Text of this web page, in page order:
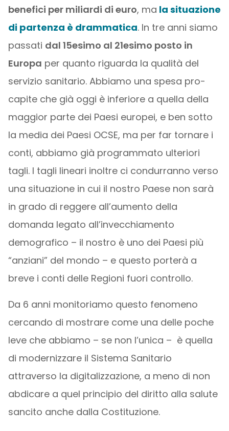
benefici per miliardi di euro, ma la situazione
di partenza è drammatica. In tre anni siamo
passati dal 15esimo al 21esimo posto in
Europa per quanto riguarda la qualità del
servizio sanitario. Abbiamo una spesa pro-
capite che già oggi è inferiore a quella della
maggior parte dei Paesi europei, e ben sotto
la media dei Paesi OCSE, ma per far tornare i
conti, abbiamo già programmato ulteriori
tagli. I tagli lineari inoltre ci condurranno verso
una situazione in cui il nostro Paese non sarà
in grado di reggere all’aumento della
domanda legato all’invecchiamento
demografico – il nostro è uno dei Paesi più
“anziani” del mondo – e questo porterà a
breve i conti delle Regioni fuori controllo.
Da 6 anni monitoriamo questo fenomeno
cercando di mostrare come una delle poche
leve che abbiamo – se non l’unica – è quella
di modernizzare il Sistema Sanitario
attraverso la digitalizzazione, a meno di non
abdicare a quel principio del diritto alla salute
sancito anche dalla Costituzione.